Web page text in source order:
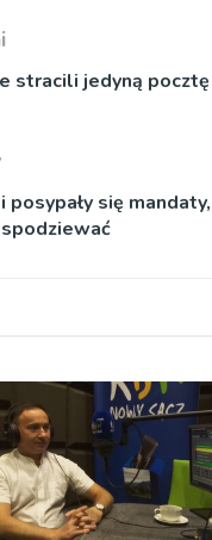
stracili jedyną pocztę
się mandaty,